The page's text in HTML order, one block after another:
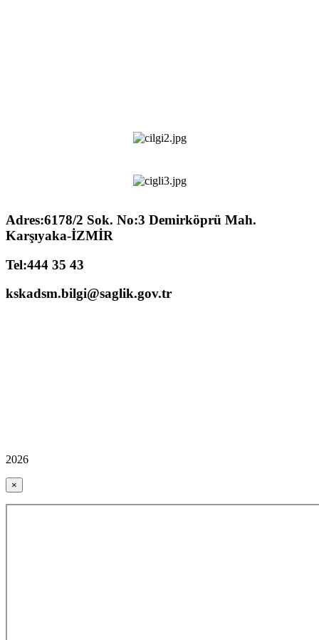
Adres:6178/2 Sok. No:3 Demirköprü Mah.
Karşıyaka-İZMİR
Tel:444 35 43
kskadsm.bilgi@saglik.gov.tr
2026
×